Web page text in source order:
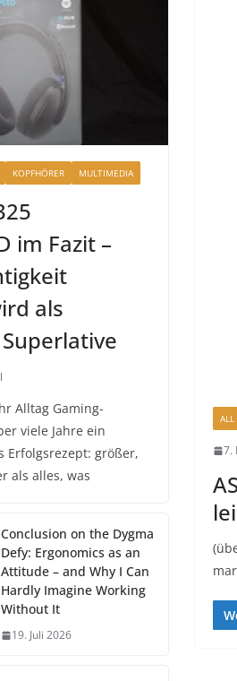
ALL
7.
KOPFHÖRER MULTIMEDIA
im Fazit –
als
Alltag Gaming-
viele Jahre ein
Erfolgsrezept: größer,
als alles, was
Conclusion on the Dygma
Defy: Ergonomics as an
Attitude – and Why I Can
Hardly Imagine Working
Without It
19. Juli 2026